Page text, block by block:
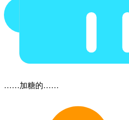
……加糖的……